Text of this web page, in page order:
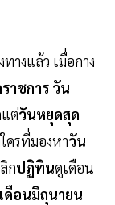
างแล้ว เมื่อกาง
าชการ วัน
ต่วันหยุดสุด
ครที่มองหาวัน
กปฏิทินดูเดือน
ดือนมิถุนายน